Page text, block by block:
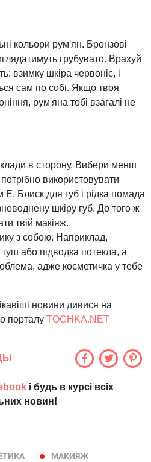
кольори рум'ян. Бронзові
грубувато. Врахуй
взимку шкіра червоніє, і
сам по собі. Якщо твоя
рум'яна тобі взагалі не
в сторону. Вибери менш
використовувати
Е. Блиск для губ і рідка помада
шкіру губ. До того ж
твій макіяж.
з собою. Наприклад,
або підводка потекла, а
адже косметичка у тебе
новини дивися на
порталу TOCHKA.NET
і будь в курсі всіх
новин!
МАКИЯЖ